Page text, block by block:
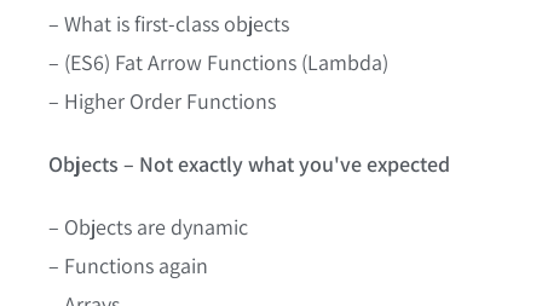
– What is first-class objects
– (ES6) Fat Arrow Functions (Lambda)
– Higher Order Functions
Objects – Not exactly what you've expected
– Objects are dynamic
– Functions again